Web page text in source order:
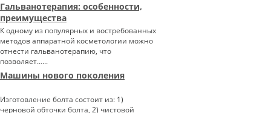
Гальванотерапия: особенности,
преимущества
К одному из популярных и востребованных
методов аппаратной косметологии можно
отнести гальванотерапию, что
позволяет…...
Машины нового поколения
Изготовление болта состоит из: 1)
черновой обточки болта, 2) чистовой